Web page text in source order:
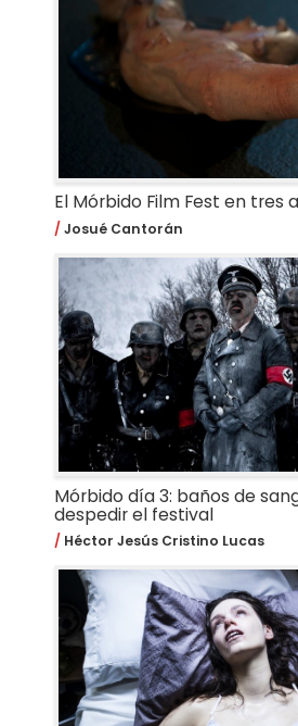
El Mórbido Film Fest en tres
Josué Cantorán
Mórbido día 3: baños de
despedir el festival
Héctor Jesús Cristino Lucas